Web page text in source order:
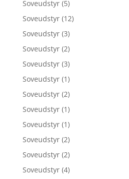
Soveudstyr (5)
Soveudstyr (12)
Soveudstyr (3)
Soveudstyr (2)
Soveudstyr (3)
Soveudstyr (1)
Soveudstyr (2)
Soveudstyr (1)
Soveudstyr (1)
Soveudstyr (2)
Soveudstyr (2)
Soveudstyr (4)